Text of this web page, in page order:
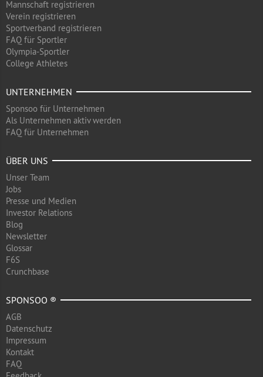
Mannschaft registrieren
Verein registrieren
Sportverband registrieren
FAQ für Sportler
Olympia-Sportler
College Athletes
UNTERNEHMEN
Sponsoo für Unternehmen
Als Unternehmen aktiv werden
FAQ für Unternehmen
ÜBER UNS
Unser Team
Jobs
Presse und Medien
Investor Relations
Blog
Newsletter
Glossar
F6S
Crunchbase
SPONSOO ®
AGB
Datenschutz
Impressum
Kontakt
FAQ